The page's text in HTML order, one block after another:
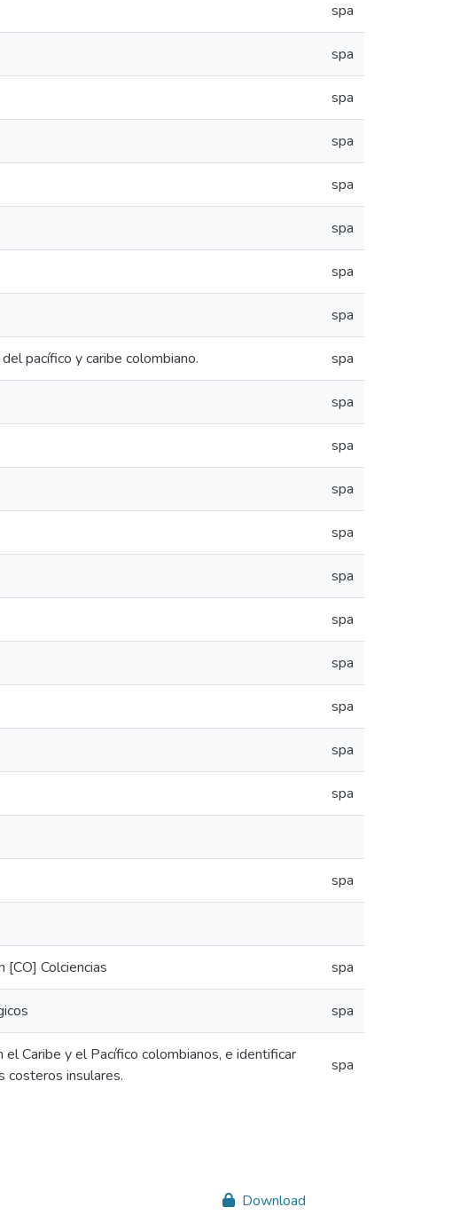
spa
spa
spa
spa
spa
spa
spa
spa
pacífico y caribe colombiano. spa
spa
spa
spa
spa
spa
spa
spa
spa
spa
spa
spa
[CO] Colciencias spa
spa
Caribe y el Pacífico colombianos, e identificar
costeros insulares.
spa
Download